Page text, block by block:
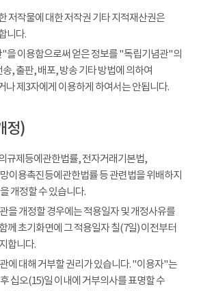
저작물에 대한 저작권 기타 지적재산권은
니다.
을 이용함으로써 얻은 정보를 "독립기념관"의
, 출판, 배포, 방송 기타 방법에 의하여
나 제3자에게 이용하게 하여서는 안됩니다.
정)
규제등에관한법률, 전자거래기본법,
이용촉진등에관한법률 등 관련법을 위배하지
개정할 수 있습니다.
을 개정할 경우에는 적용일자 및 개정사유를
께 초기화면에 그 적용일자 칠(7일) 이전부터
합니다.
에 대해 거부할 권리가 있습니다. "이용자"는
십오(15)일 이내에 거부의사를 표명할 수